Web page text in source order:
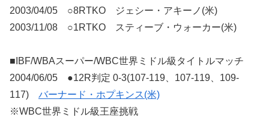
2003/04/05 ○8RTKO ジェシー・アキーノ(米)
2003/11/08 ○1RTKO スティーブ・ウォーカー(米)
■IBF/WBAスーパー/WBC世界ミドル級タイトルマッチ
2004/06/05 ●12R判定 0-3(107-119、107-119、109-
117) バーナード・ホプキンス(米)
※WBC世界ミドル級王座挑戦